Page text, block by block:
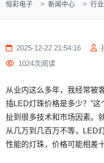
恒彩电子 新闻中心 行
2025-12-22 21:54:16
1024次阅读
从业内这么多年，我经常被
插LED灯珠价格是多少？”
扯到很多技术和市场因素。
从几万到几百万不等，LED
性能的灯珠，价格可能相差